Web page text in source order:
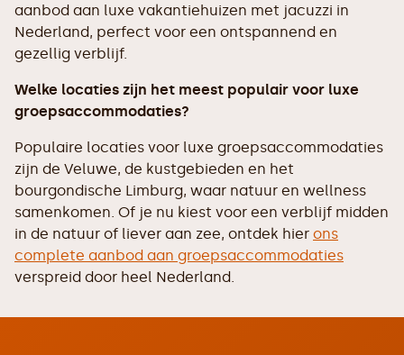
aanbod aan luxe vakantiehuizen met jacuzzi in
Nederland, perfect voor een ontspannend en
gezellig verblijf.
Welke locaties zijn het meest populair voor luxe
groepsaccommodaties?
Populaire locaties voor luxe groepsaccommodaties
zijn de Veluwe, de kustgebieden en het
bourgondische Limburg, waar natuur en wellness
samenkomen. Of je nu kiest voor een verblijf midden
in de natuur of liever aan zee, ontdek hier ons
complete aanbod aan groepsaccommodaties
verspreid door heel Nederland.